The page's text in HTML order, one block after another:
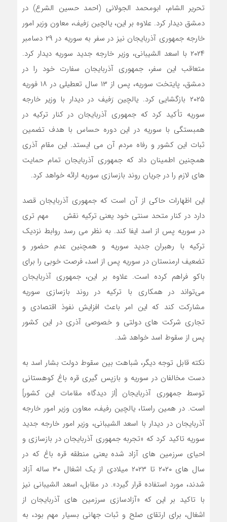
تحریر الشام، ابومحمد الجولانی (احمد حسین الشرع) در
دمشق دیدار کرد. علاوه بر این، یالچین رَفیف، معاون وزیر امور
خارجه جمهوری آذربایجان نیز در سفر به سوریه در ۲۹ دسامبر
۲۰۲۴ با اسعد الشیبانی، وزیر خارجه جدید سوریه دیدار کرد.
متعاقب این سفر، جمهوری آذربایجان سفارت خود را در
دمشق، پایتخت سوریه، پس از ۱۳ سال تعطیلی در ۱۸ فوریه
۲۰۲۵ بازگشایی کرد. یالچین رَفیف در دیدار با وزیر خارجه
سوریه تأکید کرد که جمهوری آذربایجان در کنار ترکیه در
همبستگی با سوریه در این دوره حساس با هدف تضمین
ثبات این کشور و رفاه مردم آن می ایستد. این مقام آذری
همچنین اطمینان داد که جمهوری آذربایجان تمام حمایت
های لازم را در جریان روند بازسازی سوریه ارائه خواهد کرد.
این اظهارات حاکی از آن است که جمهوری آذربایجان قصد
دارد در کنار متحد سنتی خود یعنی ترکیه نقش مهم تری
در سوریه پس از اسد ایفا کند. به نظر می رسد روابط نزدیک
ترکیه با رهبران جدید سوریه و همچنین عدم حضور و
تضعیف ارمنستان در سوریه پس از اسد، فرصت خوبی را برای
باکو فراهم کرده است. علاوه بر این، جمهوری آذربایجان
می‌تواند در همکاری با ترکیه در روند بازسازی سوریه
مشارکت کند که این امر باعث افزایش نفوذ اقتصادی و
تجاری شرکت ‌های دولتی و خصوصی آذری در این کشور
پس از سقوط اسد خواهد شد.
نکته قابل توجه دیگر، شباهت بین سقوط دولت بشار اسد به
دست مخالفان در سوریه و بازپس گیری قره باغ کوهستانی
توسط جمهوری آذربایجان [از دیدگاه مقامات این کشور]
است. در همین راستا، یالچین رفیف، معاون وزیر امور خارجه
آذربایجان در دیدار با اسعد الشیبانی، وزیر امور خارجه جدید
سوریه تاکید کرد که «تجربه جمهوری آذربایجان در بازسازی و
احیای سرزمین های آزاد شده یعنی منطقه قره باغ که در
سال های ۲۰۲۰ تا ۲۰۲۳ میلادی از یک اشغال ۳۰ ساله آزاد
شدند، مورد استفاده قرار گیرد». در مقابل، اسعد الشیبانی نیز
با تاکید بر این که «آزادسازی سرزمین های آذربایجان از
اشغال، برای ارتقای صلح و ثبات جهانی بسیار مهم بود، به